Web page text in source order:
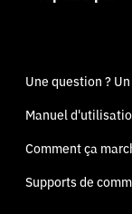
Une question ?
Manuel
Comment ça
Supports de